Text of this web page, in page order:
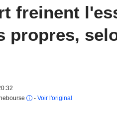
freinent
propres,
- Voir l'original